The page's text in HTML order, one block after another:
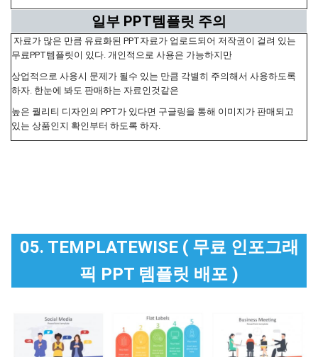
일부 PPT템플릿 주의
자료가 많은 만큼 유료화된 PPT자료가 업로드되어 저작권이 걸려 있는
무료PPT템플릿이 있다. 개인적으로 사용은 가능하지만
상업적으로 사용시 문제가 될수 있는 만큼 각별히 주의해서 사용하도록
하자. 한눈에 봐도 판매하는 자료인것같은
높은 퀄리티 디자인의 PPT가 있다면 구글링을 통해 이미지가 판매되고
있는 상품인지 확인부터 하도록 하자.
05. TEMPLATEWISE ( 무료 인포그래
픽 PPT 템플릿 배포 )